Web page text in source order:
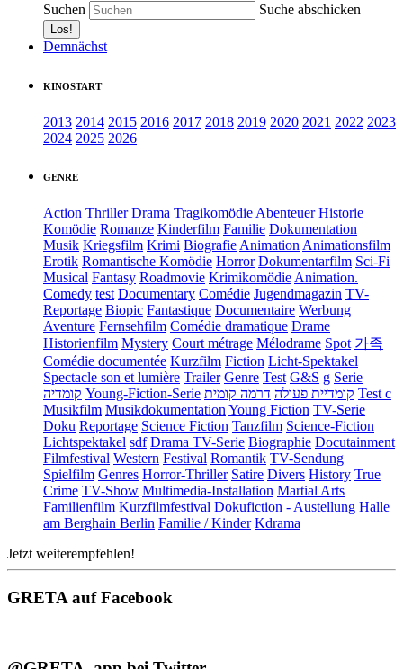
Suchen Suche abschicken
Demnächst
KINOSTART
2013 2014 2015 2016 2017 2018 2019 2020 2021 2022 2023
2024 2025 2026
GENRE
Action Thriller Drama TragikomödieAbenteuer Historie
Komödie Romanze Kinderfilm Familie Dokumentation
Musik Kriegsfilm Krimi BiografieAnimationAnimationsfilm
Erotik Romantische Komödie Horror Dokumentarfilm Sci-Fi
Musical Fantasy Roadmovie KrimikomödieAnimation.
Comedy test Documentary Comédie Jugendmagazin TV-
Reportage Biopic Fantastique Documentaire Werbung
Aventure Fernsehfilm Comédie dramatique Drame
Historienfilm Mystery Court métrage Mélodrame Spot 가족
Comédie documentée Kurzfilm Fiction Licht-Spektakel
Spectacle son et lumière Trailer Genre Test G&S g Serie
קומדיה Young-Fiction-Serie קומדיית פעולה דרמה קומית
Test c
Musikfilm MusikdokumentationYoung Fiction TV-Serie
Doku Reportage Science Fiction Tanzfilm Science-Fiction
Lichtspektakel sdf Drama TV-Serie Biographie Docutainment
Filmfestival Western Festival Romantik TV-Sendung
Spielfilm Genres Horror-Thriller Satire Divers History True
Crime TV-Show Multimedia-Installation Martial Arts
Familienfilm Kurzfilmfestival Dokufiction -Austellung Halle
am Berghain Berlin Familie / Kinder Kdrama
Jetzt weiterempfehlen!
GRETA auf Facebook